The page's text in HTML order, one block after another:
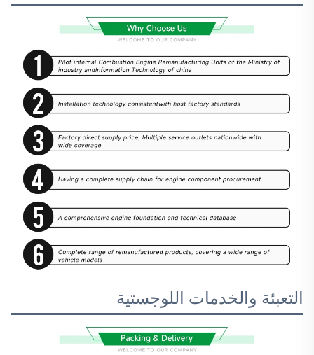
التعبئة والخدمات اللوجستية